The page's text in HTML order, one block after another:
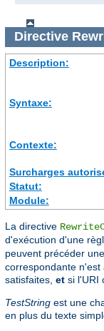
Directive
Description:
Syntaxe:
Contexte:
Surcharges
Statut:
Module:
La directive
d'exécution d'une
peuvent précéder
correspondante n'est
satisfaites, et si l'URI
TestString est une
en plus du texte